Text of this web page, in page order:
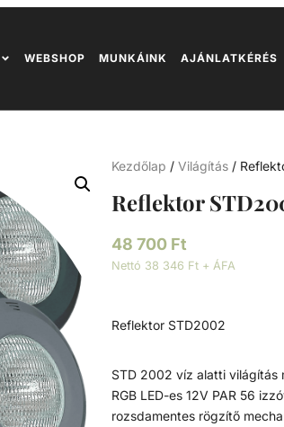
WEBSHOP MUNKÁINK AJÁNLATKÉRÉS
Kezdőlap / Világítás /
Reflektor
48 700 Ft
Nettó 38 346 Ft + ÁFA
Reflektor STD2002
STD 2002 víz alatti világítás
RGB LED-es 12V PAR 56
rozsdamentes rögzítő